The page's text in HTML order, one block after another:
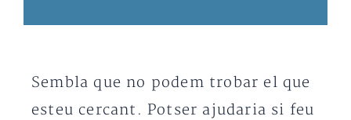
Sembla que no podem trobar el que
esteu cercant. Potser ajudaria si feu